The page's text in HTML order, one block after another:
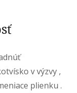
v výzvy ,
plienku .